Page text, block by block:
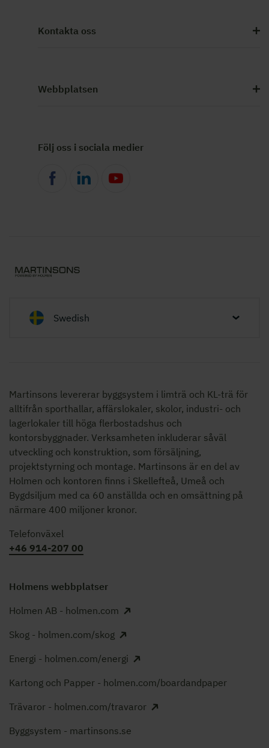
Kontakta oss
Webbplatsen
Följ oss i sociala medier
Swedish
Martinsons levererar byggsystem i limträ och KL-trä för
alltifrån sporthallar, affärslokaler, skolor, industri- och
lagerlokaler till höga flerbostadshus och
kontorsbyggnader. Verksamheten inkluderar såväl
utveckling och konstruktion, som försäljning,
projektstyrning och montage. Martinsons är en del av
Holmen och kontoren finns i Skellefteå, Umeå och
Bygdsiljum med ca 60 anställda och en omsättning på
närmare 400 miljoner kronor.
Telefonväxel
+46 914-207 00
Holmens webbplatser
Holmen AB - holmen.com
Skog - holmen.com/skog
Energi - holmen.com/energi
Kartong och Papper - holmen.com/boardandpaper
Trävaror - holmen.com/travaror
Byggsystem - martinsons.se